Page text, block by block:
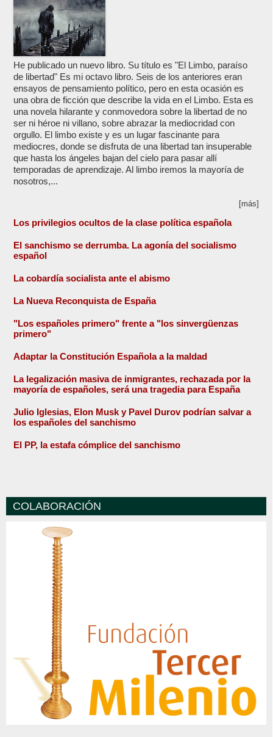
He publicado un nuevo libro. Su título es "El Limbo, paraíso
de libertad" Es mi octavo libro. Seis de los anteriores eran
ensayos de pensamiento político, pero en esta ocasión es
una obra de ficción que describe la vida en el Limbo. Esta es
una novela hilarante y conmovedora sobre la libertad de no
ser ni héroe ni villano, sobre abrazar la mediocridad con
orgullo. El limbo existe y es un lugar fascinante para
mediocres, donde se disfruta de una libertad tan insuperable
que hasta los ángeles bajan del cielo para pasar allí
temporadas de aprendizaje. Al limbo iremos la mayoría de
nosotros,...
[más]
Los privilegios ocultos de la clase política española
El sanchismo se derrumba. La agonía del socialismo
español
La cobardía socialista ante el abismo
La Nueva Reconquista de España
"Los españoles primero" frente a "los sinvergüenzas
primero"
Adaptar la Constitución Española a la maldad
La legalización masiva de inmigrantes, rechazada por la
mayoría de españoles, será una tragedia para España
Julio Iglesias, Elon Musk y Pavel Durov podrían salvar a
los españoles del sanchismo
El PP, la estafa cómplice del sanchismo
COLABORACIÓN